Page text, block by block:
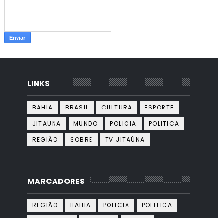
LINKS
BAHIA BRASIL CULTURA
ESPORTE
JITAUNA
MUNDO POLICIA
POLITICA
REGIÃO
SOBRE TV JITAÚNA
MARCADORES
REGIÃO BAHIA POLICIA
POLITICA